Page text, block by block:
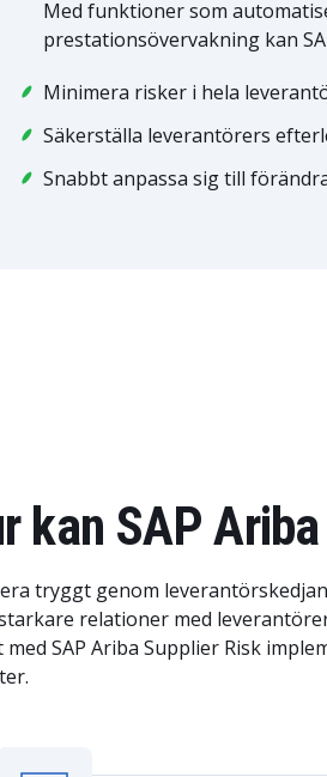
Med funktioner som
prestationsövervakning kan
Minimera risker i hela
Säkerställa leverantörers
Snabbt anpassa sig till
kan SAP
tryggt genom
relationer med
med SAP Ariba Supplier Risk